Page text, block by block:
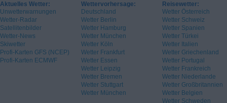
Aktuelles Wetter:
Unwetterwarnungen
Wetter-Radar
Satellitenbilder
Wetter-News
Skiwetter
Profi-Karten GFS (NCEP)
Profi-Karten ECMWF
Wettervorhersage:
Deutschland
Wetter Berlin
Wetter Hamburg
Wetter München
Wetter Köln
Wetter Frankfurt
Wetter Essen
Wetter Leipzig
Wetter Bremen
Wetter Stuttgart
Wetter München
Reisewetter:
Wetter Österreich
Wetter Schweiz
Wetter Spanien
Wetter Türkei
Wetter Italien
Wetter Griechenland
Wetter Portugal
Wetter Frankreich
Wetter Niederlande
Wetter Großbritannien
Wetter Belgien
Wetter Schweden